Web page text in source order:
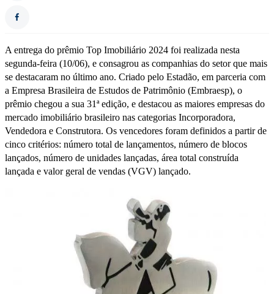
A entrega do prêmio Top Imobiliário 2024 foi realizada nesta
segunda-feira (10/06), e consagrou as companhias do setor que mais
se destacaram no último ano. Criado pelo Estadão, em parceria com
a Empresa Brasileira de Estudos de Patrimônio (Embraesp), o
prêmio chegou a sua 31ª edição, e destacou as maiores empresas do
mercado imobiliário brasileiro nas categorias Incorporadora,
Vendedora e Construtora. Os vencedores foram definidos a partir de
cinco critérios: número total de lançamentos, número de blocos
lançados, número de unidades lançadas, área total construída
lançada e valor geral de vendas (VGV) lançado.